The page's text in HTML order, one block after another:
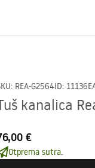
: REA-G2564ID: 11136
kanalica
€
Otprema sutra.